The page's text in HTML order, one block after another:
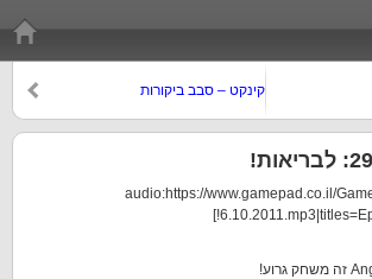
קינקט – סבב ביקורות
[audio:https://www.gamepad.co.il/